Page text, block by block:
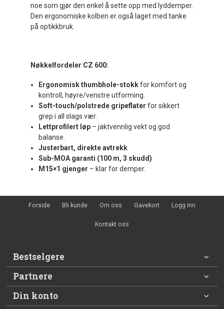
noe som gjør den enkel å sette opp med lyddemper.
Den ergonomiske kolben er også laget med tanke
på optikkbruk.
Nøkkelfordeler CZ 600:
Ergonomisk thumbhole-stokkfor komfort og
kontroll, høyre/venstre utforming.
Soft-touch/polstrede gripeflater for sikkert
grep i all slags vær.
Lettprofilert løp– jaktvennlig vekt og god
balanse.
Justerbart, direkte avtrekk
Sub-MOA garanti (100 m, 3 skudd)
M15×1 gjenger – klar for demper.
Forside Bli kunde Om oss Gavekort Logg inn
Kontakt oss
Bestselgere
Partnere
Din konto